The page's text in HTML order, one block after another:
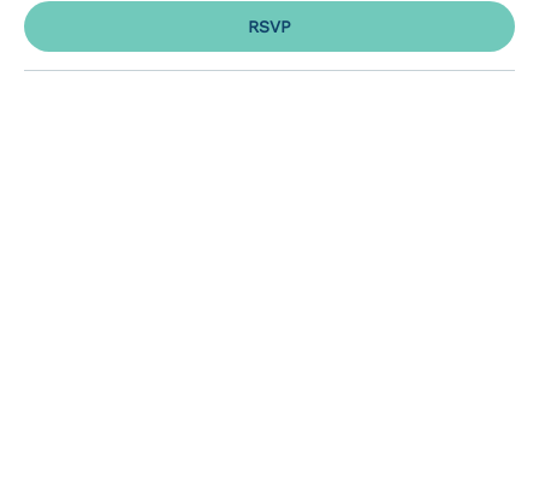
RSVP